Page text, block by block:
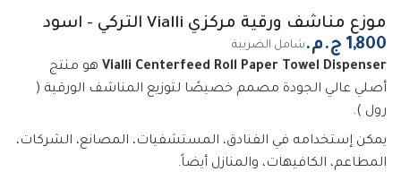
موزع مناشف ورقية مركزي Vialli التركي - اسود
شامل الضريبة
Vialli Centerfeed Roll Paper Towel Dispenser هو منتج
أصلي عالي الجودة مصمم خصيصًا لتوزيع المناشف الورقية (
رول ).
يمكن إستخدامه في الفنادق، المستشفيات، المصانع، الشركات،
المطاعم، الكافيهات، والمنازل أيضاً.